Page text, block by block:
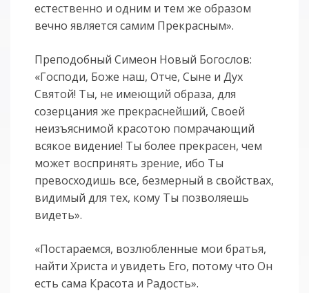
естественно и одним и тем же образом
вечно является самим Прекрасным».
Преподобный Симеон Новый Богослов:
«Господи, Боже наш, Отче, Сыне и Дух
Святой! Ты, не имеющий образа, для
созерцания же прекраснейший, Своей
неизъяснимой красотою помрачающий
всякое видение! Ты более прекрасен, чем
может воспринять зрение, ибо Ты
превосходишь все, безмерный в свойствах,
видимый для тех, кому Ты позволяешь
видеть».
«Постараемся, возлюбленные мои братья,
найти Христа и увидеть Его, потому что Он
есть сама Красота и Радость».